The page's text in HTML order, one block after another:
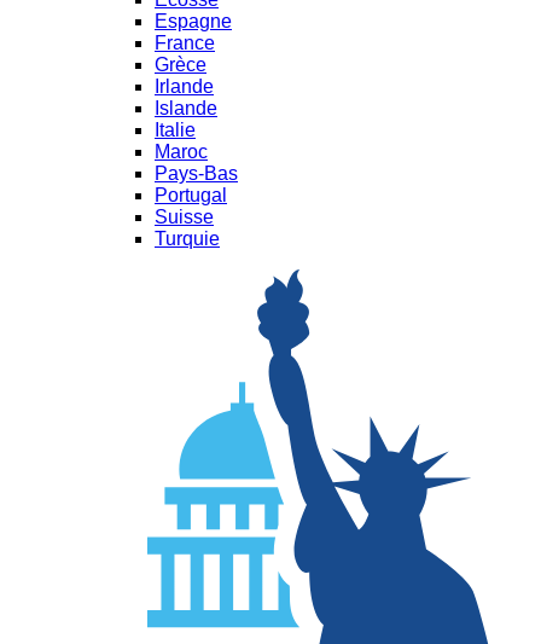
Espagne
France
Grèce
Irlande
Islande
Italie
Maroc
Pays-Bas
Portugal
Suisse
Turquie